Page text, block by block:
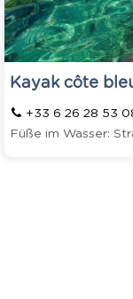
Kayak côte
+33 6 26 28 53
Füße im Wasser: